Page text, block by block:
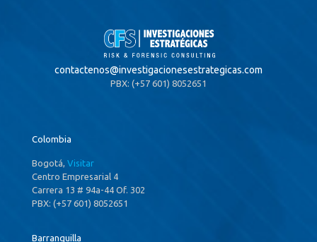
contactenos@investigacionesestrategicas.com
PBX: (+57 601) 8052651
Colombia
Bogotá, Visitar
Centro Empresarial 4
Carrera 13 # 94a-44 Of. 302
PBX: (+57 601) 8052651
Barranquilla